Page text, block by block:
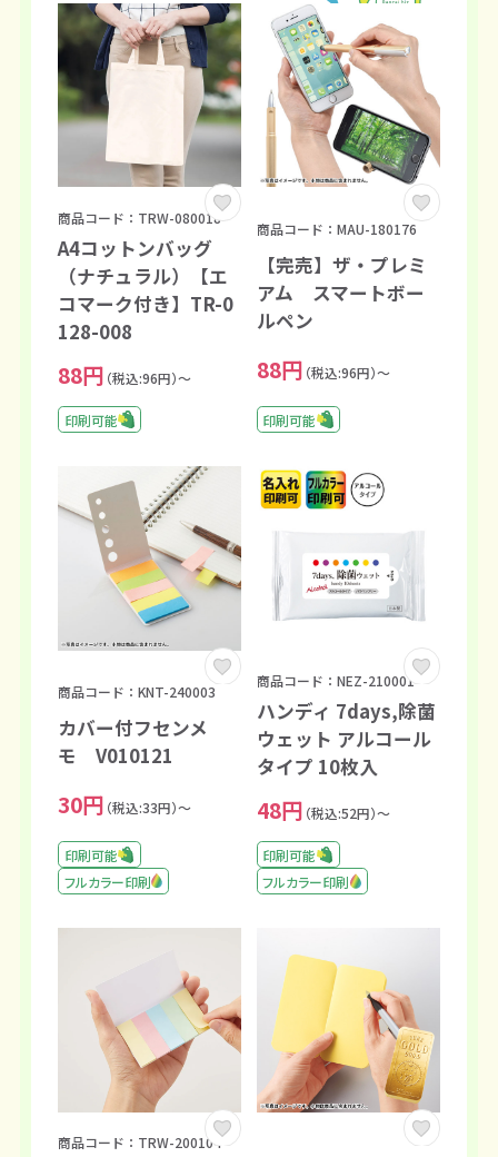
商品コード：TRW-080018
A4コットンバッグ
（ナチュラル）【エ
コマーク付き】TR-0
128-008
88円 （税込:96円）～
印刷可能
商品コード：MAU-180176
【完売】ザ・プレミ
アム スマートボー
ルペン
88円 （税込:96円）～
印刷可能
商品コード：KNT-240003
カバー付フセンメ
モ V010121
30円 （税込:33円）～
印刷可能
フルカラー印刷
商品コード：NEZ-210001
ハンディ 7days,除菌
ウェット アルコール
タイプ 10枚入
48円 （税込:52円）～
印刷可能
フルカラー印刷
商品コード：TRW-200104